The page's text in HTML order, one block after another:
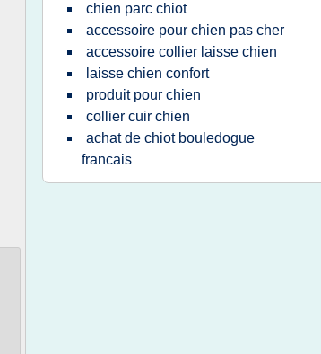
chien parc chiot
accessoire pour chien pas cher
accessoire collier laisse chien
laisse chien confort
produit pour chien
collier cuir chien
achat de chiot bouledogue
francais